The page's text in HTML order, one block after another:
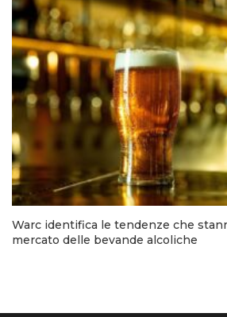
Warc identifica le tendenze che
mercato delle bevande alcoliche